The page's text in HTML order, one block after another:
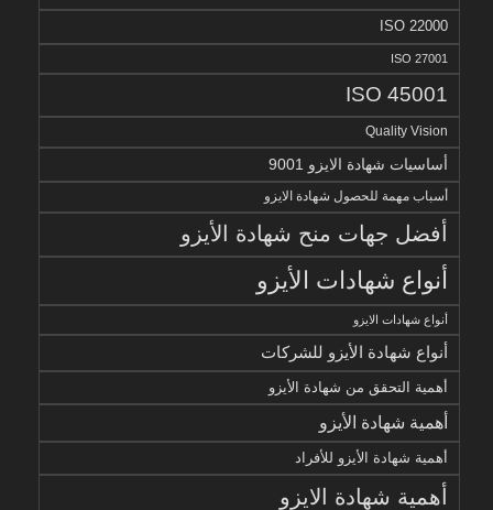
ISO 22000
ISO 27001
ISO 45001
Quality Vision
أساسيات شهادة الايزو 9001
أسباب مهمة للحصول شهادة الايزو
أفضل جهات منح شهادة الأيزو
أنواع شهادات الأيزو
أنواع شهادات الايزو
أنواع شهادة الأيزو للشركات
أهمية التحقق من شهادة الأيزو
أهمية شهادة الأيزو
أهمية شهادة الأيزو للأفراد
أهمية شهادة الايزو